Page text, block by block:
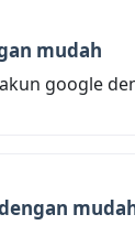
mudah
google